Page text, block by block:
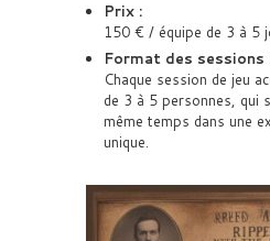
Prix :
150 € / équipe de 3 à 5
Format des sessions
Chaque session de jeu
de 3 à 5 personnes, qui
même temps dans une
unique.